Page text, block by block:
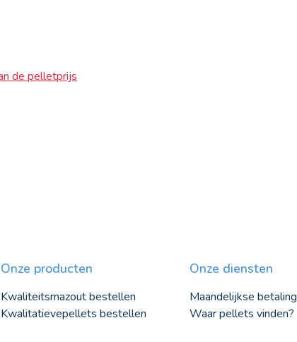
de pelletprijs
Onze producten
Kwaliteitsmazout bestellen
Kwalitatievepellets bestellen
Onze diensten
Maandelijkse betaling
Waar pellets vinden?